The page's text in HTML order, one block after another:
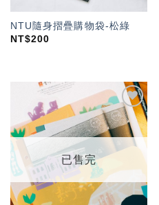
NTU隨身摺疊購物袋-松綠
NT$200
加入
「願
望輕
單」
已售完